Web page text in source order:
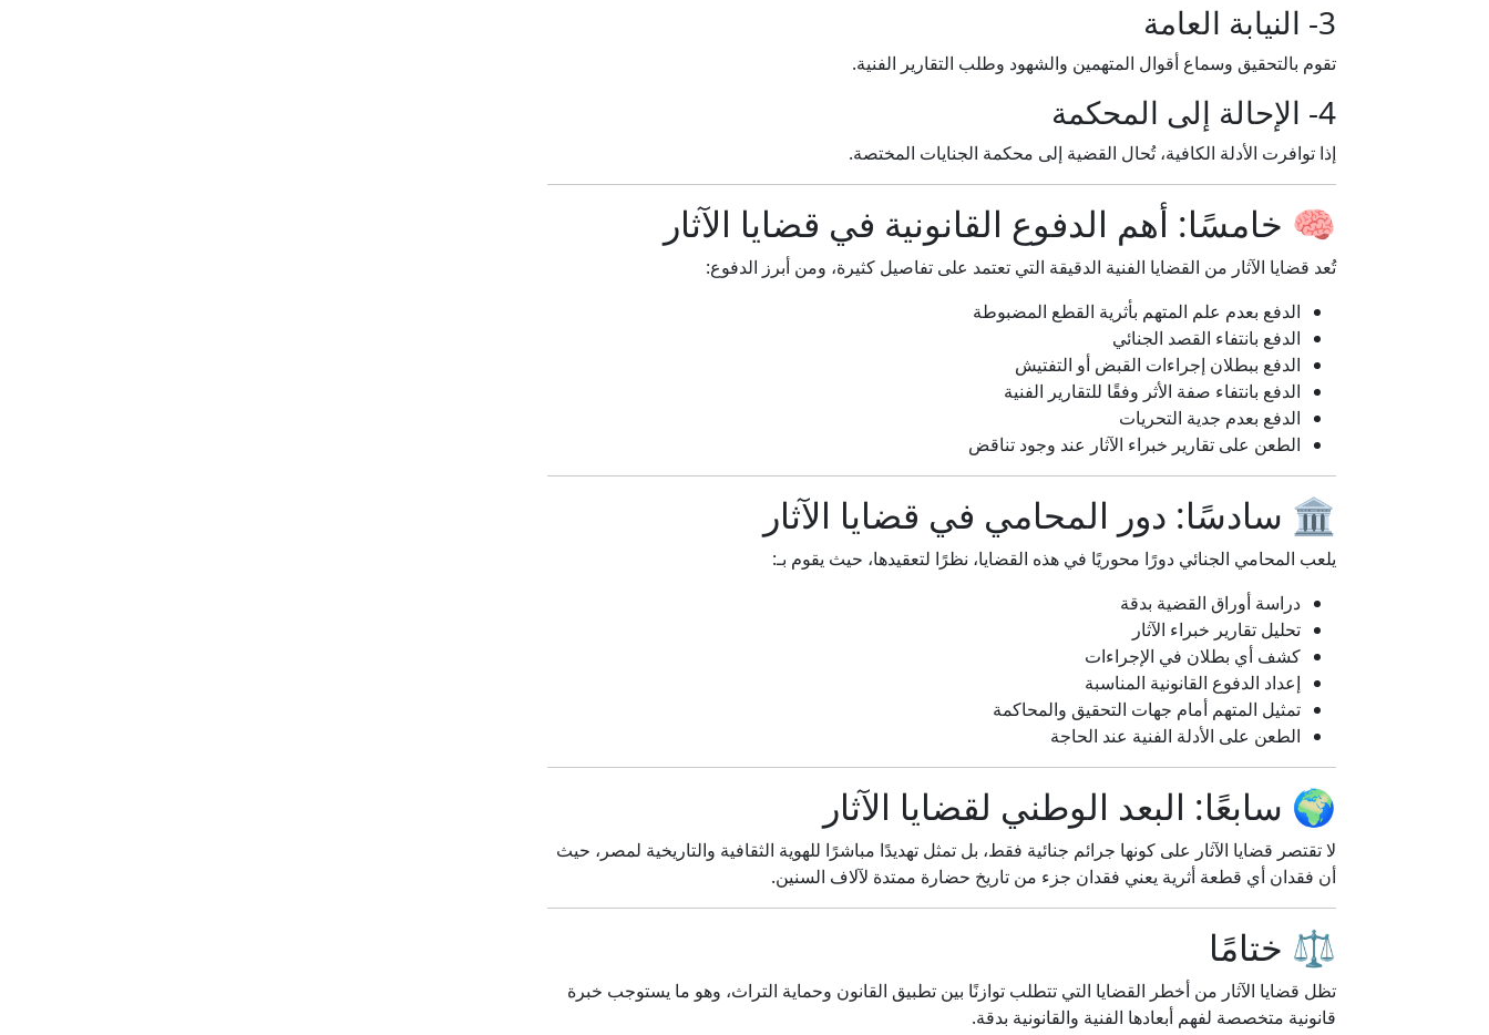
3- النيابة العامة
تقوم بالتحقيق وسماع أقوال المتهمين والشهود وطلب التقارير الفنية.
4- الإحالة إلى المحكمة
إذا توافرت الأدلة الكافية، تُحال القضية إلى محكمة الجنايات المختصة.
🧠 خامسًا: أهم الدفوع القانونية في قضايا الآثار
تُعد قضايا الآثار من القضايا الفنية الدقيقة التي تعتمد على تفاصيل كثيرة، ومن أبرز الدفوع:
الدفع بعدم علم المتهم بأثرية القطع المضبوطة
الدفع بانتفاء القصد الجنائي
الدفع ببطلان إجراءات القبض أو التفتيش
الدفع بانتفاء صفة الأثر وفقًا للتقارير الفنية
الدفع بعدم جدية التحريات
الطعن على تقارير خبراء الآثار عند وجود تناقض
🏛️ سادسًا: دور المحامي في قضايا الآثار
يلعب المحامي الجنائي دورًا محوريًا في هذه القضايا، نظرًا لتعقيدها، حيث يقوم بـ:
دراسة أوراق القضية بدقة
تحليل تقارير خبراء الآثار
كشف أي بطلان في الإجراءات
إعداد الدفوع القانونية المناسبة
تمثيل المتهم أمام جهات التحقيق والمحاكمة
الطعن على الأدلة الفنية عند الحاجة
🌍 سابعًا: البعد الوطني لقضايا الآثار
لا تقتصر قضايا الآثار على كونها جرائم جنائية فقط، بل تمثل تهديدًا مباشرًا للهوية الثقافية والتاريخية لمصر، حيث
أن فقدان أي قطعة أثرية يعني فقدان جزء من تاريخ حضارة ممتدة لآلاف السنين.
⚖️ ختامًا
تظل قضايا الآثار من أخطر القضايا التي تتطلب توازنًا بين تطبيق القانون وحماية التراث، وهو ما يستوجب خبرة
قانونية متخصصة لفهم أبعادها الفنية والقانونية بدقة.